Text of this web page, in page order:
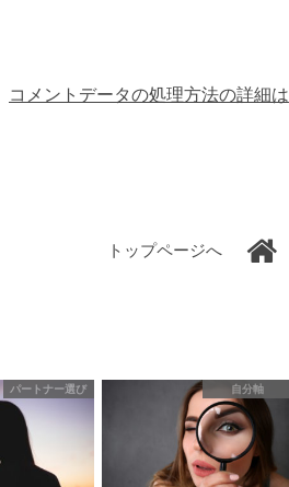
コメントデータの処理方法の詳細は
トップページへ
パートナー選び 自分軸